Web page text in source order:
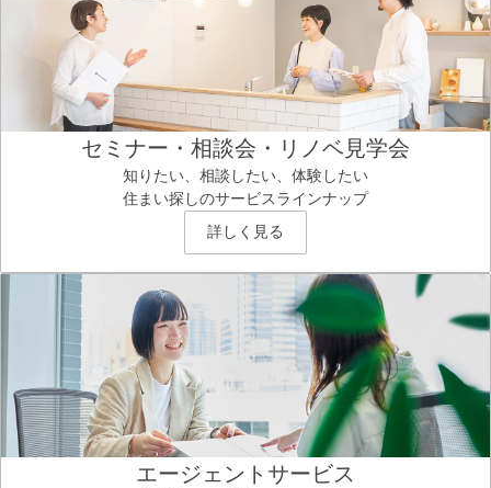
セミナー・相談会・リノベ見学会
知りたい、相談したい、体験したい
住まい探しのサービスラインナップ
詳しく見る
エージェントサービス